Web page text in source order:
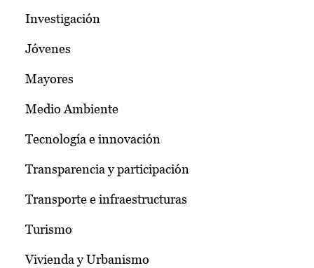
Investigación
Jóvenes
Mayores
Medio Ambiente
Tecnología e innovación
Transparencia y participación
Transporte e infraestructuras
Turismo
Vivienda y Urbanismo